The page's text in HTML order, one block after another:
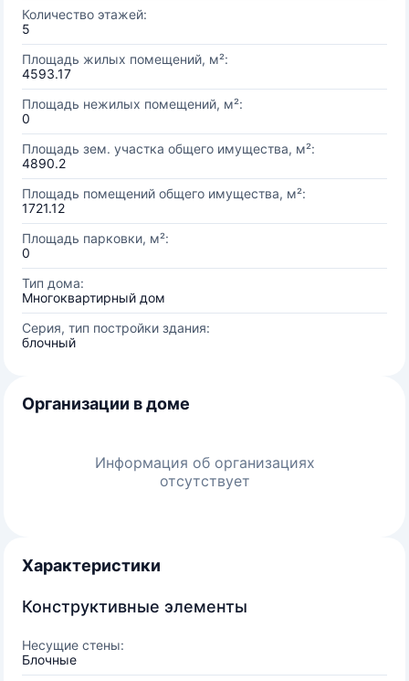
Количество этажей:
5
Площадь жилых помещений, м²:
4593.17
Площадь нежилых помещений, м²:
0
Площадь зем. участка общего имущества, м²:
4890.2
Площадь помещений общего имущества, м²:
1721.12
Площадь парковки, м²:
0
Тип дома:
Многоквартирный дом
Серия, тип постройки здания:
блочный
Организации в доме
Информация об организациях
отсутствует
Характеристики
Конструктивные элементы
Несущие стены:
Блочные